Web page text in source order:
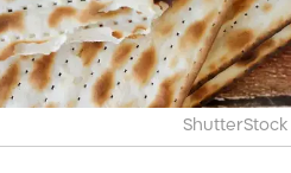
ShutterStock